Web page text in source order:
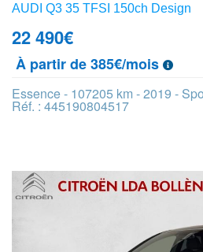
AUDI Q3 35 TFSI 150ch Design
22 490€
À partir de 385€/mois
Essence - 107205 km - 2019 -
Réf. : 445190804517